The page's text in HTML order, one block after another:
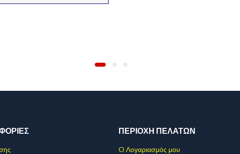
ΠΕΡΙΟΧΗ ΠΕΛΑΤΩΝ
O Λογαριασμός μου